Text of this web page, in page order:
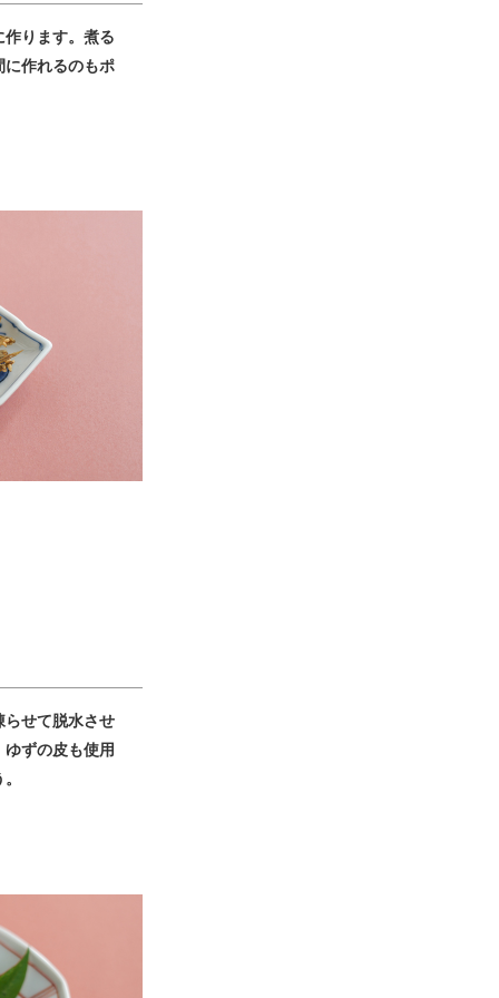
ります。煮る
作れるのもポ
せて脱水させ
ずの皮も使用